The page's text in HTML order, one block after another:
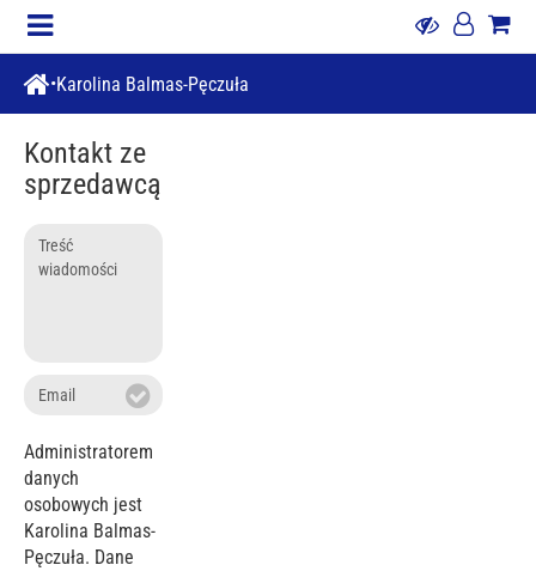
Karolina Balmas-Pęczuła
Kontakt ze
sprzedawcą
Treść
wiadomości
Email
Administratorem
danych
osobowych jest
Karolina Balmas-
Pęczuła. Dane